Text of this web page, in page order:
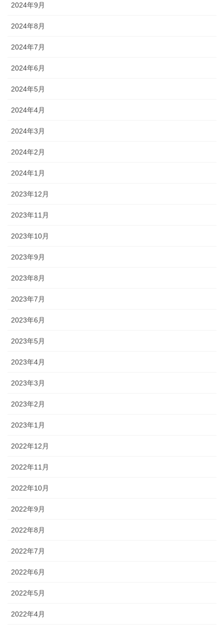
2024年9月
2024年8月
2024年7月
2024年6月
2024年5月
2024年4月
2024年3月
2024年2月
2024年1月
2023年12月
2023年11月
2023年10月
2023年9月
2023年8月
2023年7月
2023年6月
2023年5月
2023年4月
2023年3月
2023年2月
2023年1月
2022年12月
2022年11月
2022年10月
2022年9月
2022年8月
2022年7月
2022年6月
2022年5月
2022年4月